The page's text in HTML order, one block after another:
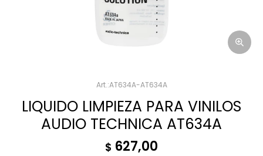
AT634A-AT634A
LIQUIDO LIMPIEZA PARA VINILOS
AUDIO TECHNICA AT634A
$ 627,00